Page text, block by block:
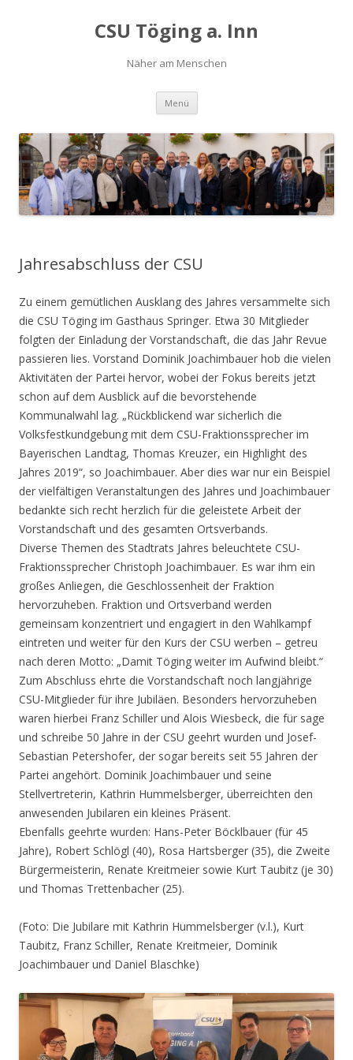
CSU Töging a. Inn
Näher am Menschen
Menü Springe
Inhalt
Jahresabschluss der CSU
Zu einem gemütlichen Ausklang des Jahres versammelte sich
die CSU Töging im Gasthaus Springer. Etwa 30 Mitglieder
folgten der Einladung der Vorstandschaft, die das Jahr Revue
passieren lies. Vorstand Dominik Joachimbauer hob die vielen
Aktivitäten der Partei hervor, wobei der Fokus bereits jetzt
schon auf dem Ausblick auf die bevorstehende
Kommunalwahl lag. „Rückblickend war sicherlich die
Volksfestkundgebung mit dem CSU-Fraktionssprecher im
Bayerischen Landtag, Thomas Kreuzer, ein Highlight des
Jahres 2019“, so Joachimbauer. Aber dies war nur ein Beispiel
der vielfältigen Veranstaltungen des Jahres und Joachimbauer
bedankte sich recht herzlich für die geleistete Arbeit der
Vorstandschaft und des gesamten Ortsverbands.
Diverse Themen des Stadtrats Jahres beleuchtete CSU-
Fraktionssprecher Christoph Joachimbauer. Es war ihm ein
großes Anliegen, die Geschlossenheit der Fraktion
hervorzuheben. Fraktion und Ortsverband werden
gemeinsam konzentriert und engagiert in den Wahlkampf
eintreten und weiter für den Kurs der CSU werben – getreu
nach deren Motto: „Damit Töging weiter im Aufwind bleibt.“
Zum Abschluss ehrte die Vorstandschaft noch langjährige
CSU-Mitglieder für ihre Jubiläen. Besonders hervorzuheben
waren hierbei Franz Schiller und Alois Wiesbeck, die für sage
und schreibe 50 Jahre in der CSU geehrt wurden und Josef-
Sebastian Petershofer, der sogar bereits seit 55 Jahren der
Partei angehört. Dominik Joachimbauer und seine
Stellvertreterin, Kathrin Hummelsberger, überreichten den
anwesenden Jubilaren ein kleines Präsent.
Ebenfalls geehrte wurden: Hans-Peter Böcklbauer (für 45
Jahre), Robert Schlögl (40), Rosa Hartsberger (35), die Zweite
Bürgermeisterin, Renate Kreitmeier sowie Kurt Taubitz (je 30)
und Thomas Trettenbacher (25).
(Foto: Die Jubilare mit Kathrin Hummelsberger (v.l.), Kurt
Taubitz, Franz Schiller, Renate Kreitmeier, Dominik
Joachimbauer und Daniel Blaschke)